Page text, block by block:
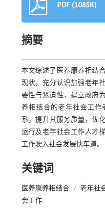
PDF (1085K)
摘要
本文综述了医养康养相结
现状，充分认识加强老年
要性与紧迫性，建立政府
养相结合的老年社会工
系，提升其服务质量，优
运行及老年社会工作人才
工作驶入社会发展快车道。
关键词
医养康养相结合 / 老年社
会工作